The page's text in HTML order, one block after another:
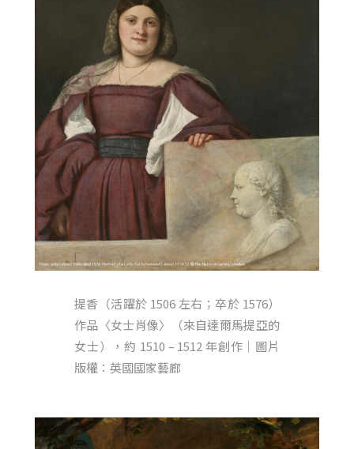
提香（活躍於 1506 左右；卒於 1576）
作品〈女士肖像〉（來自達爾馬提亞的
女士），約 1510 – 1512 年創作｜圖片
版權：英國國家藝廊